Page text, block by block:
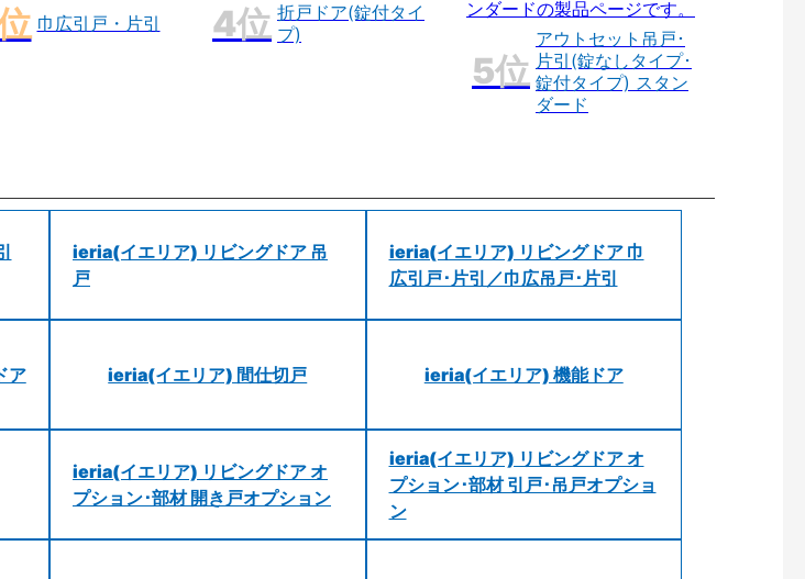
巾広引戸・片引
折戸ドア(錠付タイ
プ)
アウトセット吊戸･
片引(錠なしタイプ･
錠付タイプ) スタン
ダード
ieria(イエリア) リビングドア 吊
戸
ieria(イエリア) リビングドア 巾
広引戸･片引／巾広吊戸･片引
ア ieria(イエリア) 間仕切戸 ieria(イエリア) 機能ドア
ieria(イエリア) リビングドア オ
プション･部材 開き戸オプション
ieria(イエリア) リビングドア オ
プション･部材 引戸･吊戸オプショ
ン